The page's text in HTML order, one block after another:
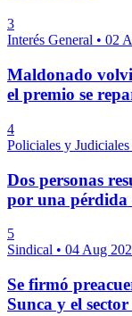
3
Interés General • 02
Maldonado
el premio se
4
Policiales y Judiciales
Dos personas
por una pérdida
5
Sindical • 04 Aug
Se firmó
Sunca y el